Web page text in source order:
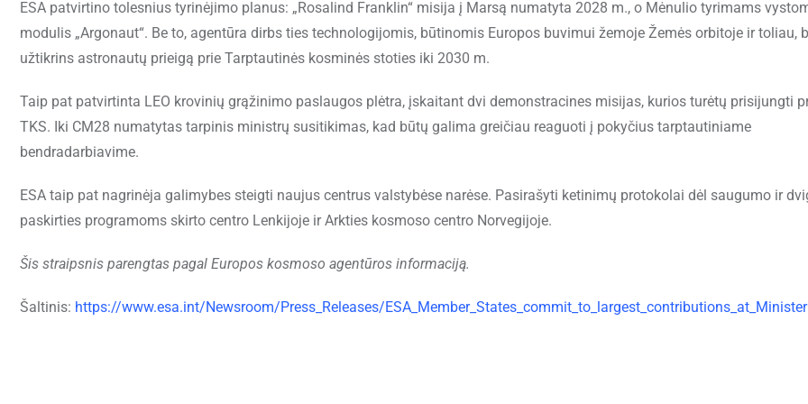
ESA patvirtino tolesnius tyrinėjimo planus: „Rosalind Franklin“ misija į Marsą numatyta 2028 m., o Mėnulio tyrimams
modulis „Argonaut“. Be to, agentūra dirbs ties technologijomis, būtinomis Europos buvimui žemoje Žemės orbitoje ir toliau,
užtikrins astronautų prieigą prie Tarptautinės kosminės stoties iki 2030 m.
Taip pat patvirtinta LEO krovinių grąžinimo paslaugos plėtra, įskaitant dvi demonstracines misijas, kurios turėtų prisijungti
TKS. Iki CM28 numatytas tarpinis ministrų susitikimas, kad būtų galima greičiau reaguoti į pokyčius tarptautiniame
bendradarbiavime.
ESA taip pat nagrinėja galimybes steigti naujus centrus valstybėse narėse. Pasirašyti ketinimų protokolai dėl saugumo ir
paskirties programoms skirto centro Lenkijoje ir Arkties kosmoso centro Norvegijoje.
Šis straipsnis parengtas pagal Europos kosmoso agentūros informaciją.
Šaltinis: https://www.esa.int/Newsroom/Press_Releases/